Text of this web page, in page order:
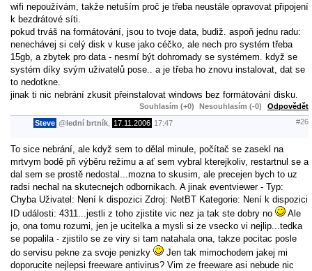
wifi nepoužívám, takže netuším proč je třeba neustále opravovat připojení
k bezdrátové síti.
pokud trváš na formátování, jsou to tvoje data, budiž. aspoň jednu radu:
nenechávej si celý disk v kuse jako céčko, ale nech pro systém třeba
15gb, a zbytek pro data - nesmí být dohromady se systémem. když se
systém díky svým uživatelů pose.. a je třeba ho znovu instalovat, dat se
to nedotkne.
jinak ti nic nebrání zkusit přeinstalovat windows bez formátování disku.
Souhlasím (+0) Nesouhlasím (-0) Odpovědět
Steve @lední brtník 17.11.2006 17:47 #26
To sice nebrání, ale když sem to dělal minule, počítač se zasekl na
mrtvym bodě při výběru režimu a ať sem vybral kterejkoliv, restartnul se a
dal sem se prostě nedostal...mozna to skusim, ale precejen bych to uz
radsi nechal na skutecnejch odbornikach. A jinak eventviewer - Typ:
Chyba Uživatel: Není k dispozici Zdroj: NetBT Kategorie: Není k dispozici
ID události: 4311...jestli z toho zjistite vic nez ja tak ste dobry no
Ale
jo, ona tomu rozumi, jen je ucitelka a mysli si ze vsecko vi nejlip...tedka
se popalila - zjistilo se ze viry si tam natahala ona, takze pocitac posle
do servisu pekne za svoje penizky
Jen tak mimochodem jakej mi
doporucite nejlepsi freeware antivirus? Vim ze freeware asi nebude nic